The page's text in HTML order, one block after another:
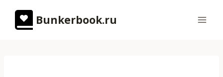
содержимому
Bunkerbook.ru